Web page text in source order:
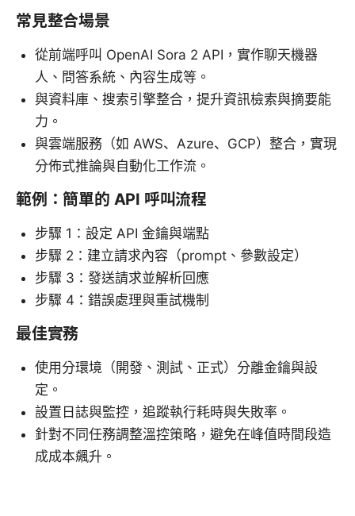
常見整合場景
從前端呼叫 OpenAI Sora 2 API，實作聊天機器
人、問答系統、內容生成等。
與資料庫、搜索引擎整合，提升資訊檢索與摘要能
力。
與雲端服務（如 AWS、Azure、GCP）整合，實現
分佈式推論與自動化工作流。
範例：簡單的 API 呼叫流程
步驟 1：設定 API 金鑰與端點
步驟 2：建立請求內容（prompt、參數設定）
步驟 3：發送請求並解析回應
步驟 4：錯誤處理與重試機制
最佳實務
使用分環境（開發、測試、正式）分離金鑰與設
定。
設置日誌與監控，追蹤執行耗時與失敗率。
針對不同任務調整溫控策略，避免在峰值時間段造
成成本飆升。